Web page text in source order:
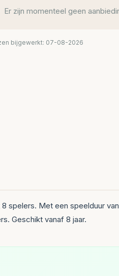
Er zijn momenteel geen
bijgewerkt: 07-08-2026
spelers. Met een speelduur
Geschikt vanaf 8 jaar.